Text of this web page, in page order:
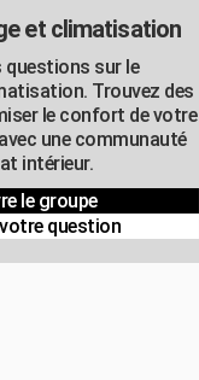
et climatisation
questions sur le
Trouvez des
le confort de votre
une communauté
intérieur.
le groupe
question